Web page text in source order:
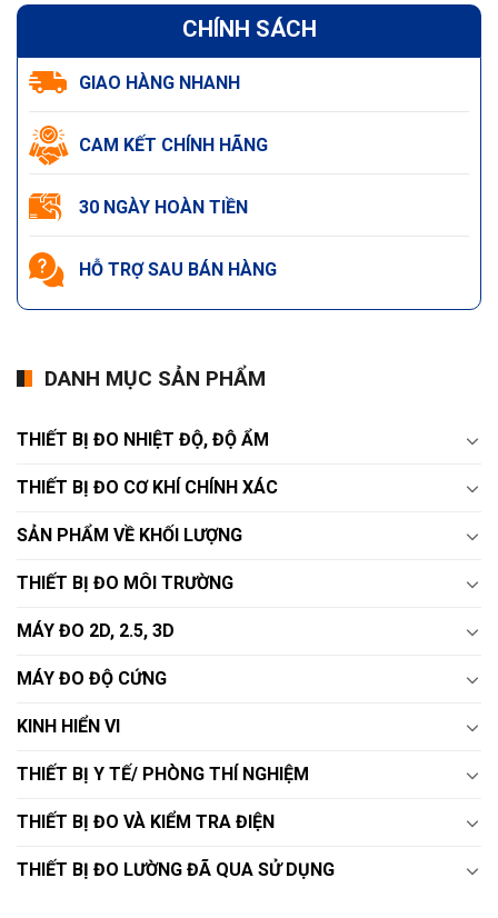
CHÍNH SÁCH
GIAO HÀNG NHANH
CAM KẾT CHÍNH HÃNG
30 NGÀY HOÀN TIỀN
HỖ TRỢ SAU BÁN HÀNG
DANH MỤC SẢN PHẨM
THIẾT BỊ ĐO NHIỆT ĐỘ, ĐỘ ẨM
THIẾT BỊ ĐO CƠ KHÍ CHÍNH XÁC
SẢN PHẨM VỀ KHỐI LƯỢNG
THIẾT BỊ ĐO MÔI TRƯỜNG
MÁY ĐO 2D, 2.5, 3D
MÁY ĐO ĐỘ CỨNG
KINH HIỂN VI
THIẾT BỊ Y TẾ/ PHÒNG THÍ NGHIỆM
THIẾT BỊ ĐO VÀ KIỂM TRA ĐIỆN
THIẾT BỊ ĐO LƯỜNG ĐÃ QUA SỬ DỤNG